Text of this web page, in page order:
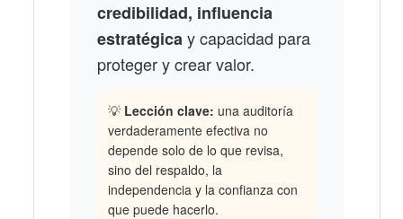
credibilidad, influencia
estratégicay capacidad para
proteger y crear valor.
💡 Lección clave: una auditoría
verdaderamente efectiva no
depende solo de lo que revisa,
sino del respaldo, la
independencia y la confianza con
que puede hacerlo.